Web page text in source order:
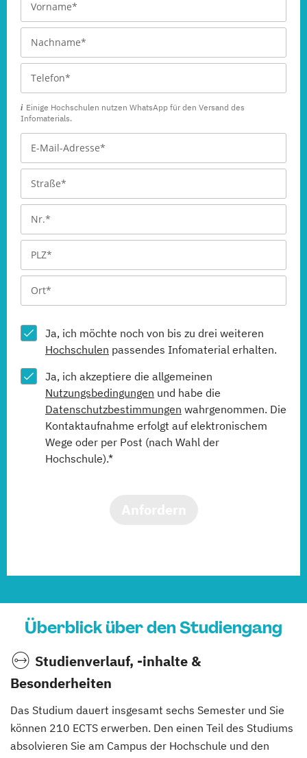
Einige Hochschulen nutzen WhatsApp für den Versand des
Infomaterials.
Ja, ich möchte noch von bis zu drei weiteren
Hochschulen passendes Infomaterial erhalten.
Ja, ich akzeptiere die allgemeinen
Nutzungsbedingungen und habe die
Datenschutzbestimmungen wahrgenommen. Die
Kontaktaufnahme erfolgt auf elektronischem
Wege oder per Post (nach Wahl der
Hochschule).*
Überblick über den Studiengang
Studienverlauf, -inhalte &
Besonderheiten
Das Studium dauert insgesamt sechs Semester und Sie
können 210 ECTS erwerben. Den einen Teil des Studiums
absolvieren Sie am Campus der Hochschule und den